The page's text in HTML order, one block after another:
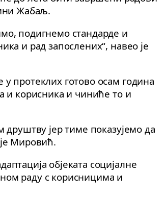
Жабаљ.
подигнемо стандарде и
и рад запослених“, навео је
протеклих готово осам година
и корисника и чиниће то и
јер тиме показујемо да
Мировић.
објеката социјалне
раду с корисницима и